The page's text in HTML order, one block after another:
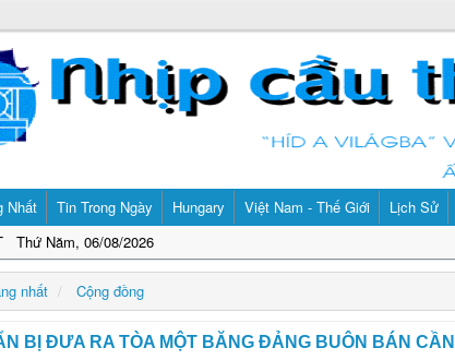
Nhất
Thứ Năm, 06/08/2026
Tin Trong Ngày Hungary Việt Nam - Thế Giới Lịch Sử
nhất Cộng đồng
BỊ ÐƯA RA TÒA MỘT BĂNG ÐẢNG BUÔN BÁN